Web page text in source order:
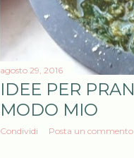
agosto 29, 2016
IDEE PER
MODO MIO
Condividi Posta un commento